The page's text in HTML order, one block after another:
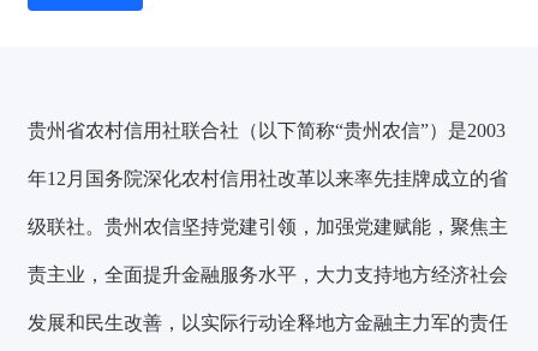
贵州省农村信用社联合社（以下简称“贵州农信”）是2003
年12月国务院深化农村信用社改革以来率先挂牌成立的省
级联社。贵州农信坚持党建引领，加强党建赋能，聚焦主
责主业，全面提升金融服务水平，大力支持地方经济社会
发展和民生改善，以实际行动诠释地方金融主力军的责任